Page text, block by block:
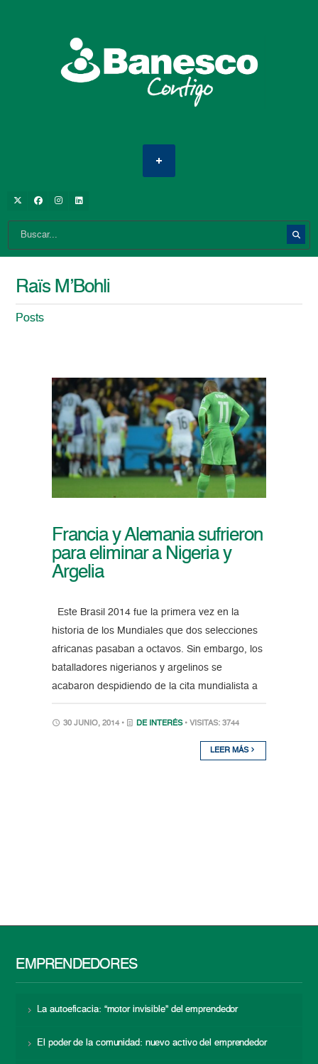
Raïs M’Bohli
Posts
Francia y Alemania sufrieron
para eliminar a Nigeria y
Argelia
Este Brasil 2014 fue la primera vez en la
historia de los Mundiales que dos selecciones
africanas pasaban a octavos. Sin embargo, los
batalladores nigerianos y argelinos se
acabaron despidiendo de la cita mundialista a
30 JUNIO, 2014 • DE INTERÉS • VISITAS: 3744
LEER MÁS
EMPRENDEDORES
La autoeficacia: “motor invisible” del emprendedor
El poder de la comunidad: nuevo activo del emprendedor